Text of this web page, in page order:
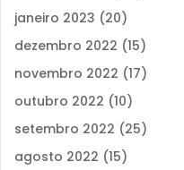
janeiro 2023 (20)
dezembro 2022 (15)
novembro 2022 (17)
outubro 2022 (10)
setembro 2022 (25)
agosto 2022 (15)